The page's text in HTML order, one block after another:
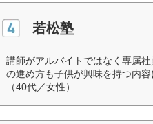
若松塾
講師がアルバイトではなく専属
の進め方も子供が興味を持つ内
（40代／女性）